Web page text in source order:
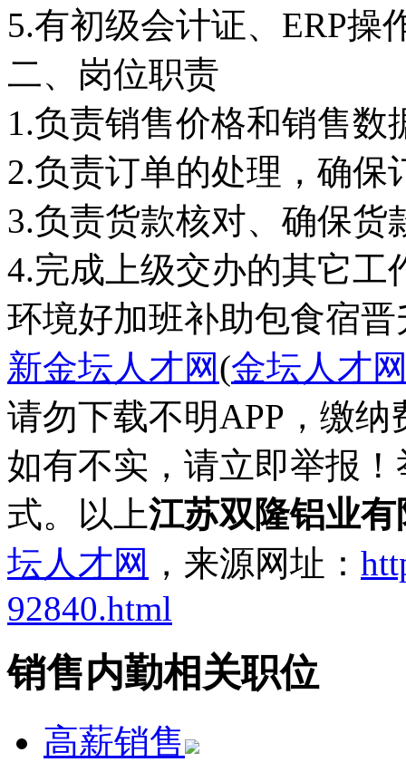
5.有初级会计证、ERP操
二、岗位职责
1.负责销售价格和销售
2.负责订单的处理，确保
3.负责货款核对、确保货
环境好加班补助包食宿晋
新金坛人才网(金坛人才
请勿下载不明APP，缴
如有不实，请立即举报
式。以上江苏双隆铝业
坛人才网 ，来源网址：
92840.html
销售内勤相关职位
高薪销售